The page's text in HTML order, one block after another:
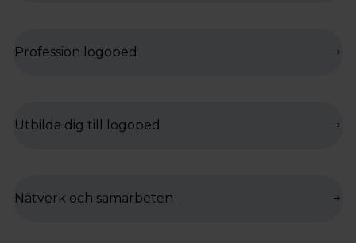
Profession logoped
Utbilda dig till logoped
Nätverk och samarbeten